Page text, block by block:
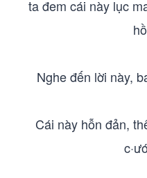
ta đem cái này lục
Nghe đến lời này,
Cái này hỗn đản,